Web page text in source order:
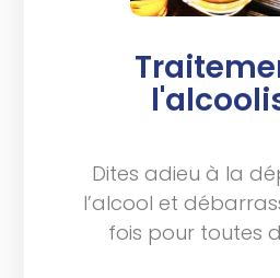
Dites adieu à la
l’alcool et
fois pour toutes